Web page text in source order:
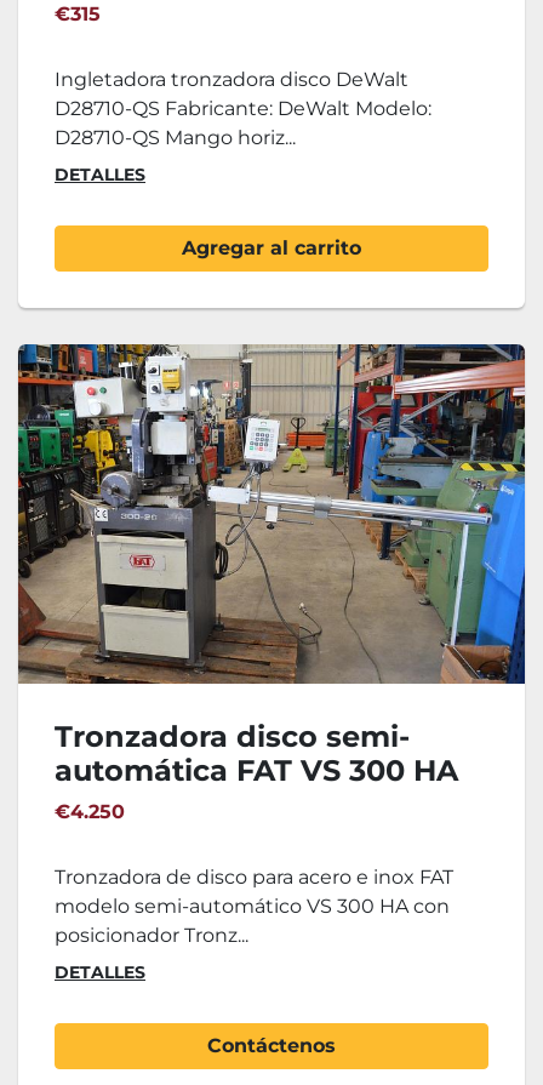
€315
Ingletadora tronzadora disco DeWalt
D28710-QS Fabricante: DeWalt Modelo:
D28710-QS Mango horiz...
DETALLES
Agregar al carrito
Tronzadora disco semi-
automática FAT VS 300 HA
€4.250
Tronzadora de disco para acero e inox FAT
modelo semi-automático VS 300 HA con
posicionador Tronz...
DETALLES
Contáctenos